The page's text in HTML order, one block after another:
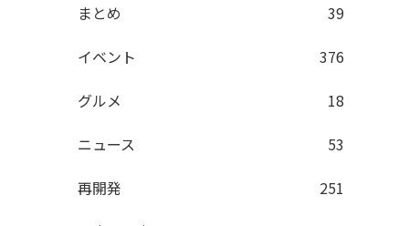
まとめ
39
イベント
376
グルメ
18
ニュース
53
再開発
251